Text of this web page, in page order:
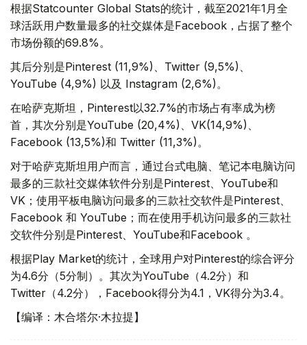
根据Statcounter Global Stats的统计，截至2021年1月全
球活跃用户数量最多的社交媒体是Facebook，占据了整个
市场份额的69.8%。
其后分别是Pinterest (11,9%)、Twitter (9,5%)、
YouTube (4,9%) 以及 Instagram (2,6%)。
在哈萨克斯坦，Pinterest以32.7%的市场占有率成为榜
首，其次分别是YouTube (20,4%)、VK(14,9%)、
Facebook (13,5%)和 Twitter (11,3%)。
对于哈萨克斯坦用户而言，通过台式电脑、笔记本电脑访问
最多的三款社交媒体软件分别是Рinterest、YouTube和
VK；使用平板电脑访问最多的三款社交软件是Pinterest、
Facebook 和 YouTube；而在使用手机访问最多的三款社
交软件分别是Pinterest、YouTube和Facebook 。
根据Play Market的统计，全球用户对Pinterest的综合评分
为4.6分（5分制）。其次为YouTube（4.2分）和
Twitter（4.2分），Facebook得分为4.1，VK得分为3.4。
【编译：木合塔尔·木拉提】